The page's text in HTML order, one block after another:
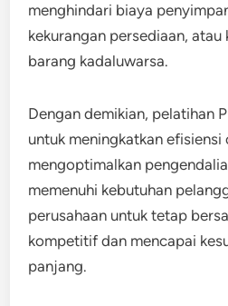
menghindari biaya
kekurangan persediaan,
barang kadaluwarsa.
Dengan demikian, pelatihan
untuk meningkatkan efisiensi
mengoptimalkan
memenuhi kebutuhan
perusahaan untuk tetap
kompetitif dan mencapai
panjang.